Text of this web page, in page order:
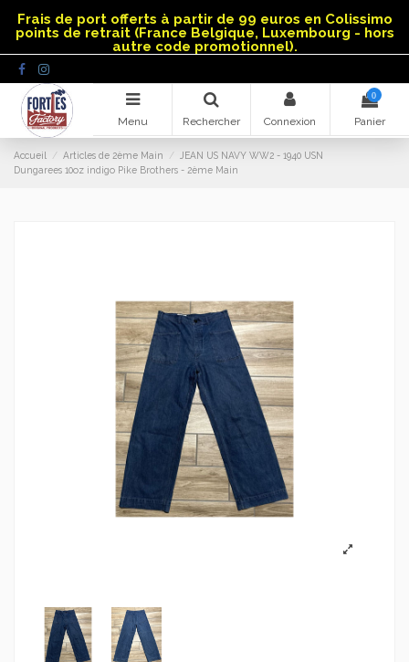
Frais de port offerts à partir de 99 euros en Colissimo
points de retrait (France Belgique, Luxembourg - hors
autre code promotionnel).
Menu Rechercher Connexion
0
Panier
Accueil Articles de 2ème Main
JEAN US NAVY WW2 - 1940 USN
Dungarees 10oz indigo Pike Brothers - 2ème Main